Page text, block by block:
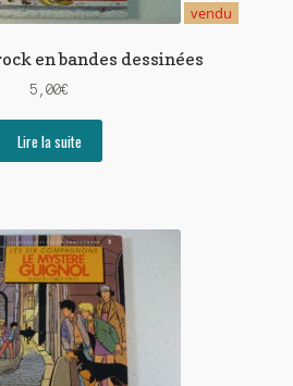
vendu
en bandes dessinées
5,00€
Lire la suite